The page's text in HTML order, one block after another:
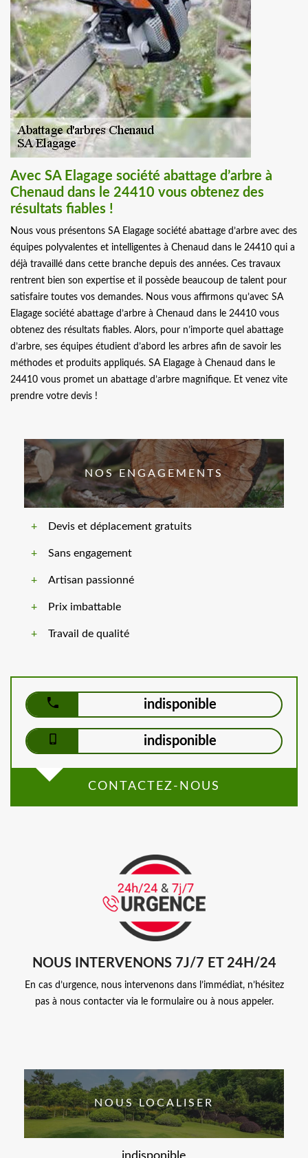
Avec SA Elagage société abattage d’arbre à
Chenaud dans le 24410 vous obtenez des
résultats fiables !
Nous vous présentons SA Elagage société abattage d’arbre avec des
équipes polyvalentes et intelligentes à Chenaud dans le 24410 qui a
déjà travaillé dans cette branche depuis des années. Ces travaux
rentrent bien son expertise et il possède beaucoup de talent pour
satisfaire toutes vos demandes. Nous vous affirmons qu’avec SA
Elagage société abattage d’arbre à Chenaud dans le 24410 vous
obtenez des résultats fiables. Alors, pour n’importe quel abattage
d’arbre, ses équipes étudient d’abord les arbres afin de savoir les
méthodes et produits appliqués. SA Elagage à Chenaud dans le
24410 vous promet un abattage d’arbre magnifique. Et venez vite
prendre votre devis !
NOS ENGAGEMENTS
Devis et déplacement gratuits
Sans engagement
Artisan passionné
Prix imbattable
Travail de qualité
indisponible
indisponible
CONTACTEZ-NOUS
NOUS INTERVENONS 7J/7 ET 24H/24
En cas d’urgence, nous intervenons dans l’immédiat, n’hésitez
pas à nous contacter via le formulaire ou à nous appeler.
NOUS LOCALISER